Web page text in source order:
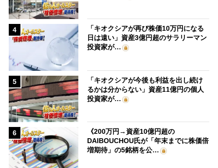
4
「キオクシアが再び株価10万円になる
日は遠い」資産3億円超のサラリーマン
投資家が…
5
「キオクシアが今後も利益を出し続け
るかは分からない」資産11億円の個人
投資家が…
6
《200万円→資産10億円超の
DAIBOUCHOU氏が「年末までに株価倍
増期待」の5銘柄を公…